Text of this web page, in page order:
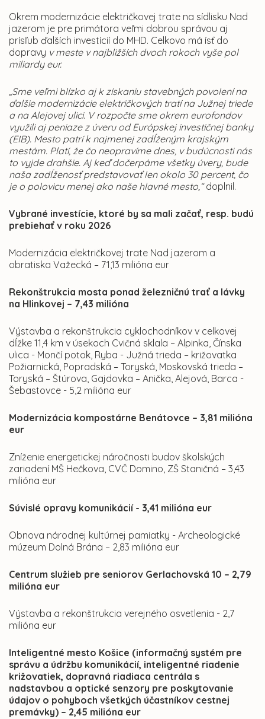
Okrem modernizácie električkovej trate na sídlisku Nad
jazerom je pre primátora veľmi dobrou správou aj
prísľub ďalších investícií do MHD. Celkovo má ísť do
dopravy v meste v najbližších dvoch rokoch vyše pol
miliardy eur.
„Sme veľmi blízko aj k získaniu stavebných povolení na
ďalšie modernizácie električkových tratí na Južnej triede
a na Alejovej ulici. V rozpočte sme okrem eurofondov
využili aj peniaze z úveru od Európskej investičnej banky
(EIB). Mesto patrí k najmenej zadĺženým krajským
mestám. Platí, že čo neopravíme dnes, v budúcnosti nás
to vyjde drahšie. Aj keď dočerpáme všetky úvery, bude
naša zadĺženosť predstavovať len okolo 30 percent, čo
je o polovicu menej ako naše hlavné mesto,“doplnil.
Vybrané investície, ktoré by sa mali začať, resp. budú
prebiehať v roku 2026
Modernizácia električkovej trate Nad jazerom a
obratiska Važecká – 71,13 milióna eur
Rekonštrukcia mosta ponad železničnú trať a lávky
na Hlinkovej – 7,43 milióna
Výstavba a rekonštrukcia cyklochodníkov v celkovej
dĺžke 11,4 km v úsekoch Cvičná sklala – Alpinka, Čínska
ulica - Mončí potok, Ryba - Južná trieda – križovatka
Požiarnická, Popradská – Toryská, Moskovská trieda –
Toryská – Štúrova, Gajdovka – Anička, Alejová, Barca -
Šebastovce - 5,2 milióna eur
Modernizácia kompostárne Benátovce – 3,81 milióna
eur
Zníženie energetickej náročnosti budov školských
zariadení MŠ Hečkova, CVČ Domino, ZŠ Staničná – 3,43
milióna eur
Súvislé opravy komunikácií - 3,41 milióna eur
Obnova národnej kultúrnej pamiatky - Archeologické
múzeum Dolná Brána – 2,83 milióna eur
Centrum služieb pre seniorov Gerlachovská 10 – 2,79
milióna eur
Výstavba a rekonštrukcia verejného osvetlenia - 2,7
milióna eur
Inteligentné mesto Košice (informačný systém pre
správu a údržbu komunikácií, inteligentné riadenie
križovatiek, dopravná riadiaca centrála s
nadstavbou a optické senzory pre poskytovanie
údajov o pohyboch všetkých účastníkov cestnej
premávky) – 2,45 milióna eur